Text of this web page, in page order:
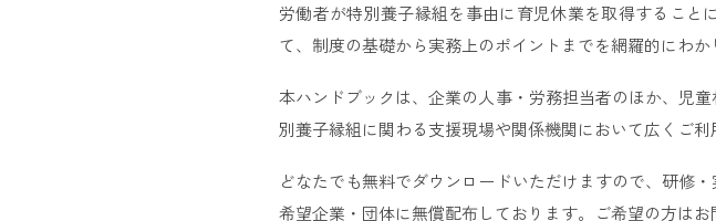
労働者が特別養子縁組を事由に育児休業を取得するこ
て、制度の基礎から実務上のポイントまでを網羅的にわ
本ハンドブックは、企業の人事・労務担当者のほか、児
別養子縁組に関わる支援現場や関係機関において広くご利
どなたでも無料でダウンロードいただけますので、研修
希望企業・団体に無償配布しております。ご希望の方はお